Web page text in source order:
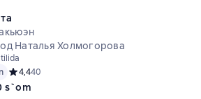
Наталья Холмогорова
Средний рейтинг 4,4 на основе 40 оценок
4,440
s`om